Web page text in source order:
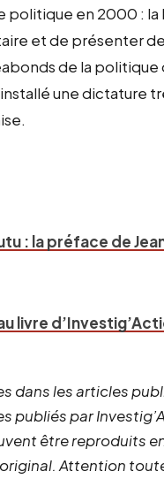
en 2000 :
et de présenter
de la
une dictature
: la préface de
livre
dans les articles
publiés par
être reproduits
Attention